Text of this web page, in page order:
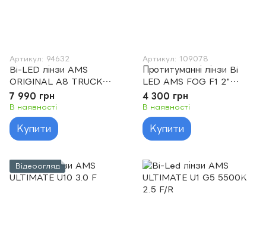
Артикул: 94632
Bi-LED лінзи AMS
ORIGINAL A8 TRUCK
5000K 3.0 F/R
7 990 грн
В наявності
Купити
Артикул: 109078
Протитуманні лінзи Bi
LED AMS FOG F1 2"
5500K
4 300 грн
В наявності
Купити
Відеоогляд